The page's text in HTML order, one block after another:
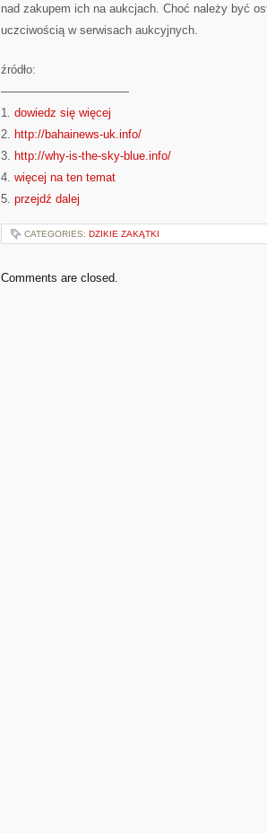
nad zakupem ich na aukcjach. Choć należy być
uczciwością w serwisach aukcyjnych.
źródło:
———————————
1. dowiedz się więcej
2. http://bahainews-uk.info/
3. http://why-is-the-sky-blue.info/
4. więcej na ten temat
5. przejdź dalej
CATEGORIES: DZIKIE ZAKĄTKI
Comments are closed.